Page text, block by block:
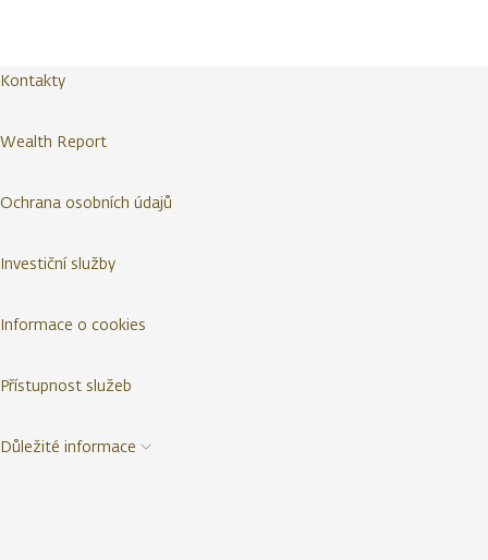
Kontakty
Wealth Report
Ochrana osobních údajů
Investiční služby
Informace o cookies
Přístupnost služeb
Důležité informace